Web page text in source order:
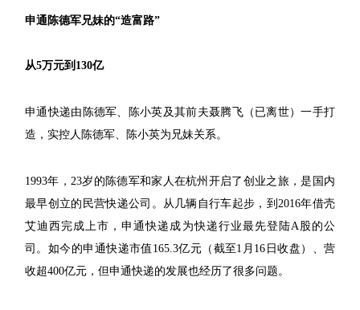
申通陈德军兄妹的“造富路”
从5万元到130亿
申通快递由陈德军、陈小英及其前夫聂腾飞（已离世）一手打
造，实控人陈德军、陈小英为兄妹关系。
1993年，23岁的陈德军和家人在杭州开启了创业之旅，是国内
最早创立的民营快递公司。从几辆自行车起步，到2016年借壳
艾迪西完成上市，申通快递成为快递行业最先登陆A股的公
司。如今的申通快递市值165.3亿元（截至1月16日收盘）、营
收超400亿元，但申通快递的发展也经历了很多问题。